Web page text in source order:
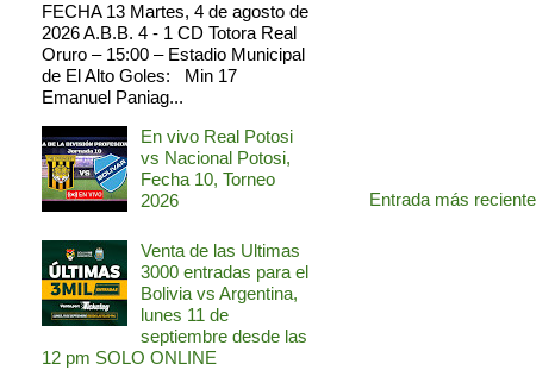
Entrada más reciente
FECHA 13 Martes, 4 de agosto de
2026 A.B.B. 4 - 1 CD Totora Real
Oruro – 15:00 – Estadio Municipal
de El Alto Goles: Min 17
Emanuel Paniag...
En vivo Real Potosi
vs Nacional Potosi,
Fecha 10, Torneo
2026
Venta de las Ultimas
3000 entradas para el
Bolivia vs Argentina,
lunes 11 de
septiembre desde las
12 pm SOLO ONLINE